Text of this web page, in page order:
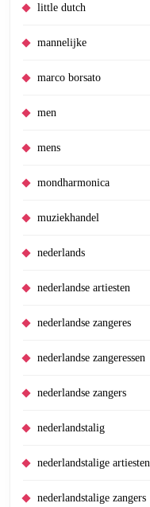
little dutch
mannelijke
marco borsato
men
mens
mondharmonica
muziekhandel
nederlands
nederlandse artiesten
nederlandse zangeres
nederlandse zangeressen
nederlandse zangers
nederlandstalig
nederlandstalige artiesten
nederlandstalige zangers